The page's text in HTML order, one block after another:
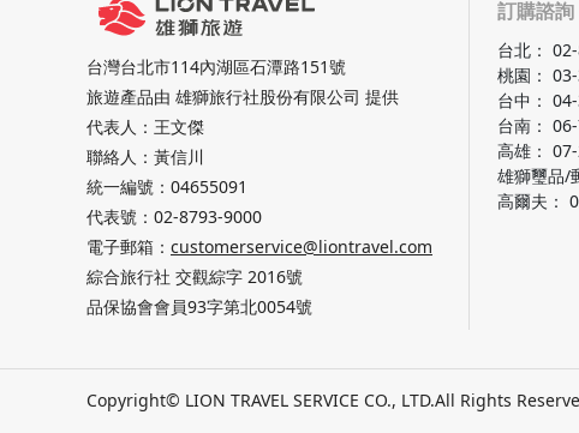
訂購諮詢
台北 ：
桃園 ：
台中 ：
台南 ：
高雄 ：
雄獅璽品/
高爾夫 ：
台灣台北市114內湖區石潭路151號
旅遊產品由 雄獅旅行社股份有限公司 提供
代表人：王文傑
聯絡人：黃信川
統一編號：04655091
代表號： 02-8793-9000
電子郵箱： customerservice@liontravel.com
綜合旅行社 交觀綜字 2016號
品保協會會員93字第北0054號
Copyright© LION TRAVEL SERVICE CO., LTD.All Rights